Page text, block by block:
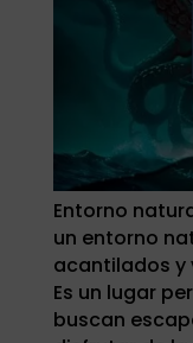
Entorno
un entorno
acantilados y
Es un lugar
buscan